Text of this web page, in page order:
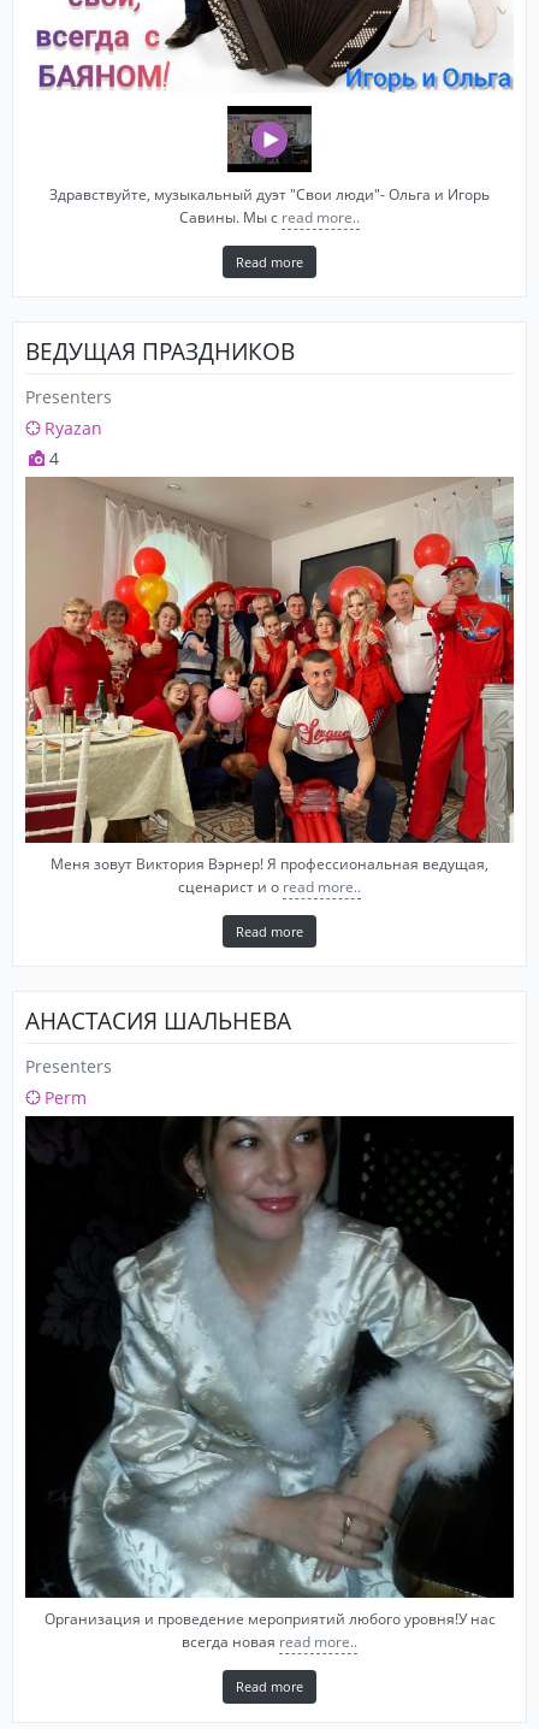
Здравствуйте, музыкальный дуэт "Свои люди"- Ольга и Игорь
Савины. Мы с read more..
Read more
ВЕДУЩАЯ ПРАЗДНИКОВ
Presenters
Ryazan
4
Меня зовут Виктория Вэрнер! Я профессиональная ведущая,
сценарист и о read more..
Read more
АНАСТАСИЯ ШАЛЬНЕВА
Presenters
Perm
Организация и проведение мероприятий любого уровня!У нас
всегда новая read more..
Read more